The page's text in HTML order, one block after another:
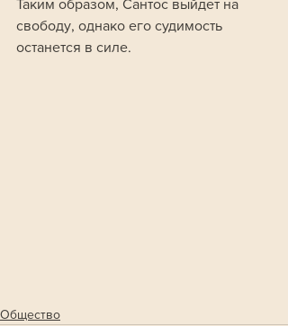
Таким образом, Сантос выйдет на
свободу, однако его судимость
останется в силе.
Общество